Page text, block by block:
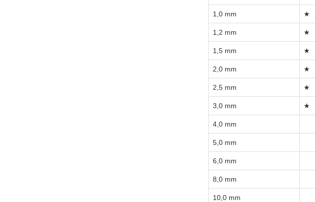
1,0 mm ★
1,2 mm ★
1,5 mm ★
2,0 mm ★
2,5 mm ★
3,0 mm ★
4,0 mm
5,0 mm
6,0 mm
8,0 mm
10,0 mm